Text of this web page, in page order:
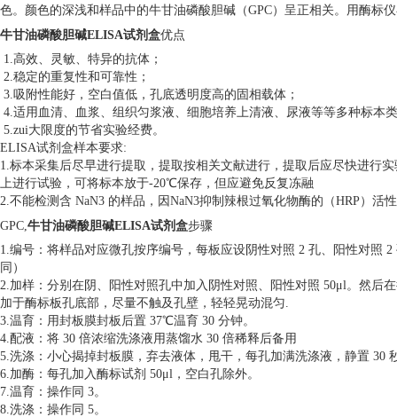
色。颜色的深浅和样品中的牛甘油磷酸胆碱（GPC）呈正相关。用酶标
牛甘油磷酸胆碱ELISA试剂盒优点
1.高效、灵敏、特异的抗体；
2.稳定的重复性和可靠性；
3.吸附性能好，空白值低，孔底透明度高的固相载体；
4.适用血清、血浆、组织匀浆液、细胞培养上清液、尿液等等多种标本
5.zui大限度的节省实验经费。
ELISA试剂盒样本要求:
1.标本采集后尽早进行提取，提取按相关文献进行，提取后应尽快进行
上进行试验，可将标本放于-20℃保存，但应避免反复冻融
2.不能检测含 NaN3 的样品，因NaN3抑制辣根过氧化物酶的（HRP）活
GPC,牛甘油磷酸胆碱ELISA试剂盒步骤
1.编号：将样品对应微孔按序编号，每板应设阴性对照 2 孔、阳性对照
同）
2.加样：分别在阴、阳性对照孔中加入阴性对照、阳性对照 50μl。然后
加于酶标板孔底部，尽量不触及孔壁，轻轻晃动混匀.
3.温育：用封板膜封板后置 37℃温育 30 分钟。
4.配液：将 30 倍浓缩洗涤液用蒸馏水 30 倍稀释后备用
5.洗涤：小心揭掉封板膜，弃去液体，甩干，每孔加满洗涤液，静置 30
6.加酶：每孔加入酶标试剂 50μl，空白孔除外。
7.温育：操作同 3。
8.洗涤：操作同 5。